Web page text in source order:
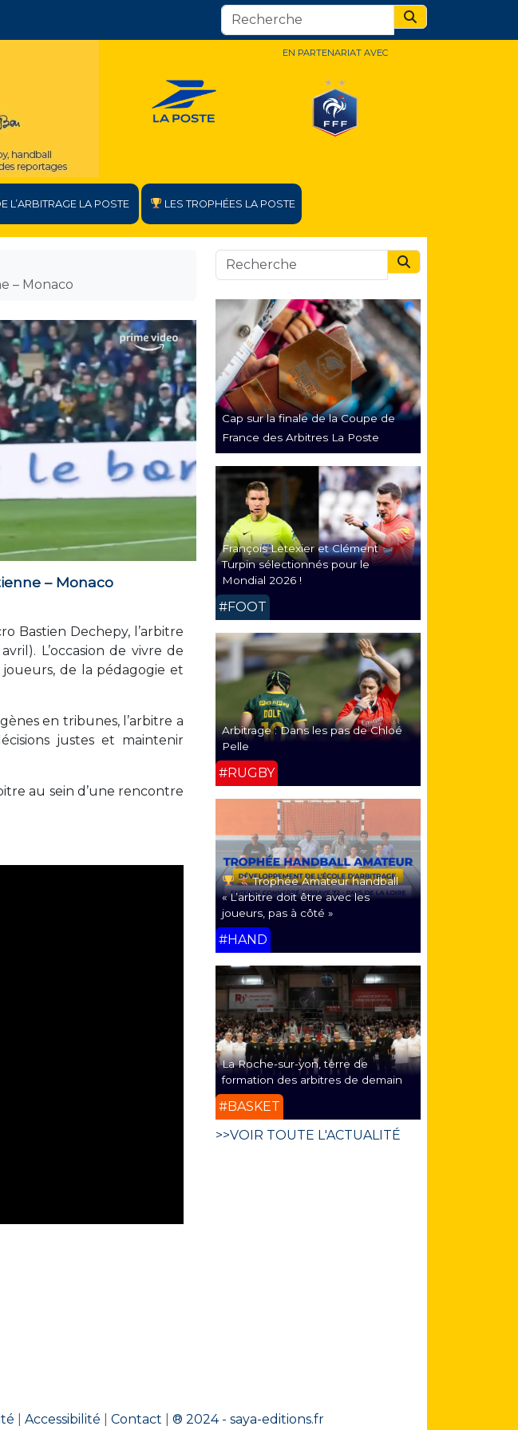
Search
EN PARTENARIAT AVEC
L’ARBITRAGE LA POSTE LES TROPHÉES LA POSTE
– Monaco
– Monaco
Bastien Dechepy, l’arbitre
L’occasion de vivre de
joueurs, de la pédagogie et
en tribunes, l’arbitre a
justes et maintenir
au sein d’une rencontre
Search
Cap sur la finale de la Coupe de
France des Arbitres La Poste
François Letexier et Clément
Turpin sélectionnés pour le
Mondial 2026 !
#FOOT
Arbitrage : Dans les pas de Chloé
Pelle
#RUGBY
Trophée Amateur handball
« L’arbitre doit être avec les
joueurs, pas à côté »
#HAND
La Roche-sur-yon, terre de
formation des arbitres de demain
#BASKET
>>VOIR TOUTE L'ACTUALITÉ
Accessibilité Contact ® 2024 - saya-editions.fr